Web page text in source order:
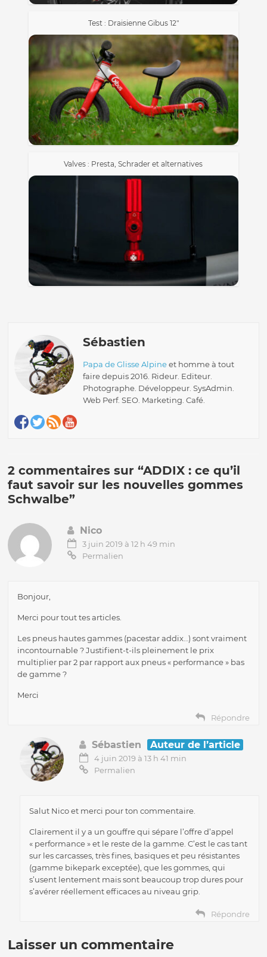
Test : Draisienne Gibus 12″
Valves : Presta, Schrader et alternatives
Sébastien
Papa de Glisse Alpineet homme à tout
faire depuis 2016. Rideur. Editeur.
Photographe. Développeur. SysAdmin.
Web Perf. SEO. Marketing. Café.
2 commentaires sur “ADDIX : ce qu’il
faut savoir sur les nouvelles gommes
Schwalbe”
Nico
3 juin 2019 à 12 h 49 min
Permalien
Bonjour,
Merci pour tout tes articles.
Les pneus hautes gammes (pacestar addix…) sont vraiment
incontournable ? Justifient-t-ils pleinement le prix
multiplier par 2 par rapport aux pneus « performance » bas
de gamme ?
Merci
Répondre
Sébastien Auteur de l’article
4 juin 2019 à 13 h 41 min
Permalien
Salut Nico et merci pour ton commentaire.
Clairement il y a un gouffre qui sépare l’offre d’appel
« performance » et le reste de la gamme. C’est le cas tant
sur les carcasses, très fines, basiques et peu résistantes
(gamme bikepark exceptée), que les gommes, qui
s’usent lentement mais sont beaucoup trop dures pour
s’avérer réellement efficaces au niveau grip.
Répondre
Laisser un commentaire